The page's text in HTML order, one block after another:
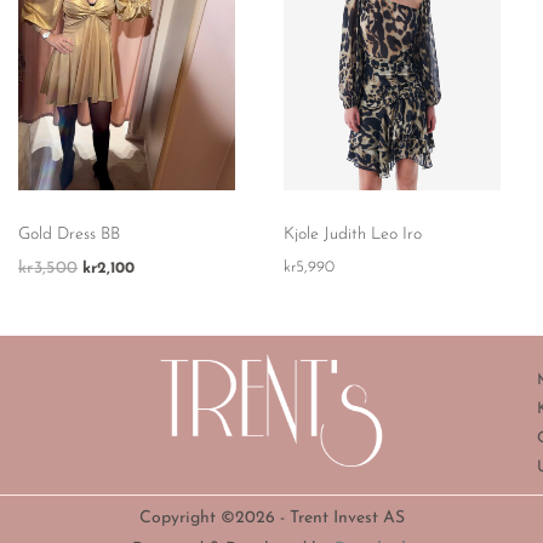
Gold Dress BB
kr3,500 kr2,100
Kjole Judith Leo Iro
kr5,990
Copyright ©2026 - Trent Invest AS